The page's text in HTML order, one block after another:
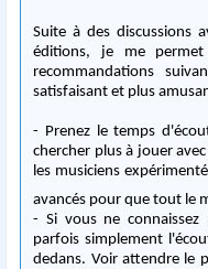
Suite à des discussions
éditions, je me
recommandations
satisfaisant et plus
- Prenez le temps
chercher plus à jouer
les musiciens
avancés pour que tout le
- Si vous ne
parfois simplement
dedans. Voir attendre le